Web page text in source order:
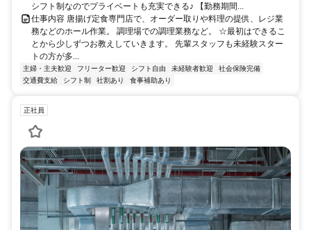
シフト制なのでプライベートも充実できる♪ 【勤務期間...
仕事内容 唐揚げ定食専門店で、オーダー取りや料理の提供、レジ業
務などのホール作業。 調理場での調理業務など。 ☆最初はできるこ
とから少しずつお教えしていきます。 先輩スタッフも未経験スター
トの方が多...
主婦・主夫歓迎 フリーター歓迎 シフト自由 未経験者歓迎
社会保険完備
交通費支給
シフト制 社割あり 食事補助あり
正社員